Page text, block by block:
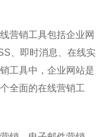
营销工具包括企业网
、即时消息、在线实
工具中，企业网站是
全面的在线营销工